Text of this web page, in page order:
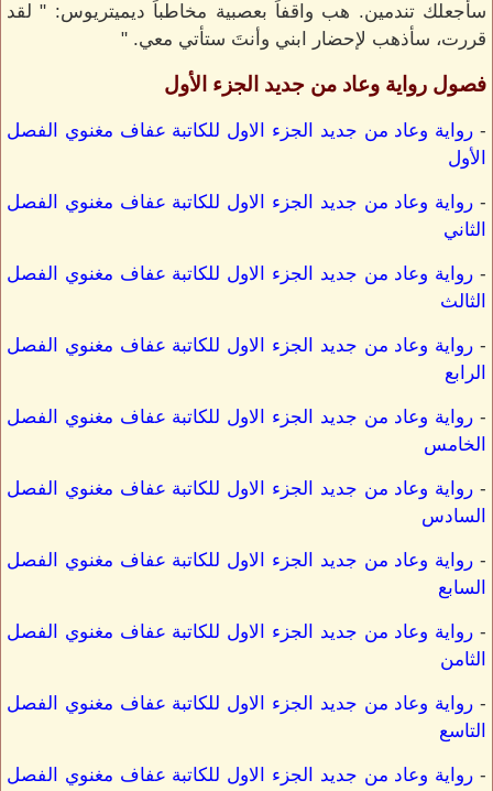
سأجعلك تندمين. هب واقفاً بعصبية مخاطباً ديميتريوس: " لقد
قررت، سأذهب لإحضار ابني وأنتَ ستأتي معي. "
فصول رواية وعاد من جديد الجزء الأول
- رواية وعاد من جديد الجزء الاول للكاتبة عفاف مغنوي الفصل
الأول
- رواية وعاد من جديد الجزء الاول للكاتبة عفاف مغنوي الفصل
الثاني
- رواية وعاد من جديد الجزء الاول للكاتبة عفاف مغنوي الفصل
الثالث
- رواية وعاد من جديد الجزء الاول للكاتبة عفاف مغنوي الفصل
الرابع
- رواية وعاد من جديد الجزء الاول للكاتبة عفاف مغنوي الفصل
الخامس
- رواية وعاد من جديد الجزء الاول للكاتبة عفاف مغنوي الفصل
السادس
- رواية وعاد من جديد الجزء الاول للكاتبة عفاف مغنوي الفصل
السابع
- رواية وعاد من جديد الجزء الاول للكاتبة عفاف مغنوي الفصل
الثامن
- رواية وعاد من جديد الجزء الاول للكاتبة عفاف مغنوي الفصل
التاسع
- رواية وعاد من جديد الجزء الاول للكاتبة عفاف مغنوي الفصل